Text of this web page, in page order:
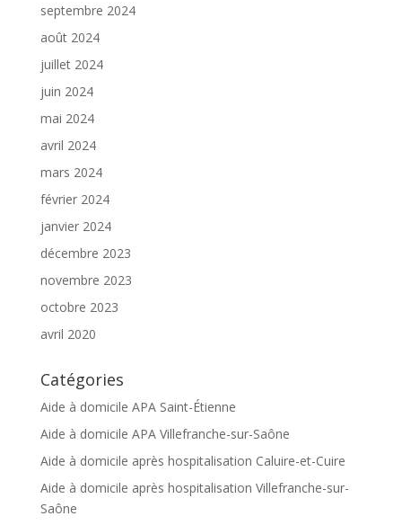
septembre 2024
août 2024
juillet 2024
juin 2024
mai 2024
avril 2024
mars 2024
février 2024
janvier 2024
décembre 2023
novembre 2023
octobre 2023
avril 2020
Catégories
Aide à domicile APA Saint-Étienne
Aide à domicile APA Villefranche-sur-Saône
Aide à domicile après hospitalisation Caluire-et-Cuire
Aide à domicile après hospitalisation Villefranche-sur-
Saône